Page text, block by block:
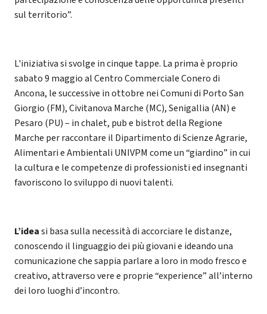
sul territorio”.
L'iniziativa si svolge in cinque tappe. La prima è proprio
sabato 9 maggio al Centro Commerciale Conero di
Ancona, le successive in ottobre nei Comuni di Porto San
Giorgio (FM), Civitanova Marche (MC), Senigallia (AN) e
Pesaro (PU) – in chalet, pub e bistrot della Regione
Marche per raccontare il Dipartimento di Scienze Agrarie,
Alimentari e Ambientali UNIVPM come un “giardino” in cui
la cultura e le competenze di professionisti ed insegnanti
favoriscono lo sviluppo di nuovi talenti.
L’ideasi basa sulla necessità di accorciare le distanze,
conoscendo il linguaggio dei più giovani e ideando una
comunicazione che sappia parlare a loro in modo fresco e
creativo, attraverso vere e proprie “experience” all’interno
dei loro luoghi d’incontro.